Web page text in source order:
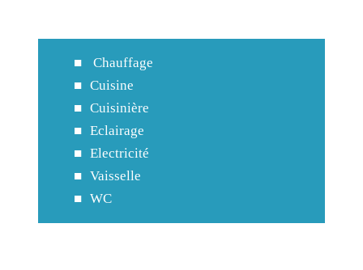
Chauffage
Cuisine
Cuisinière
Eclairage
Electricité
Vaisselle
WC